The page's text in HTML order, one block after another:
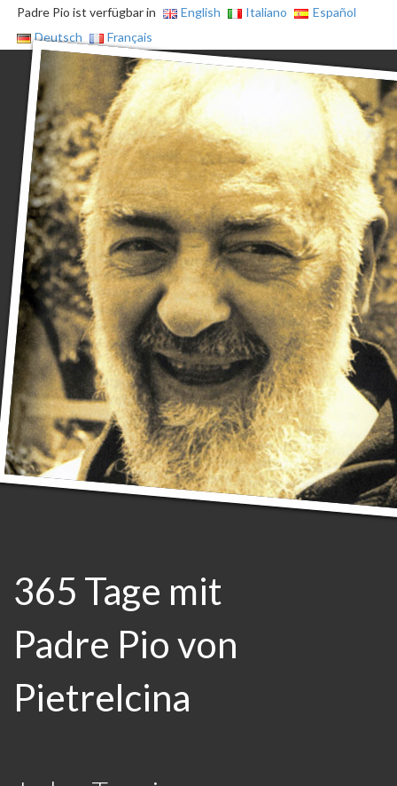
Padre Pio ist verfügbar in English Italiano
Español
Deutsch
Français
365 Tage mit
Padre Pio von
Pietrelcina